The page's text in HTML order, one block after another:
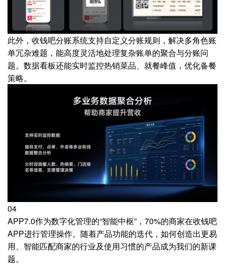
此外，收钱吧分账系统支持自定义分账规则，解决多角色账
单冗杂难题，能高度灵活地处理复杂账单的聚合与分账问
题。数据看板还能实时监控热销菜品、就餐峰值，优化备餐
策略。
04
APP7.0作为数字化管理的“智能中枢”，70%的商家在收钱吧
APP进行管理操作。随着产品功能的迭代，如何创造出更易
用、智能匹配商家的行业及使用习惯的产品成为我们的新课
题。